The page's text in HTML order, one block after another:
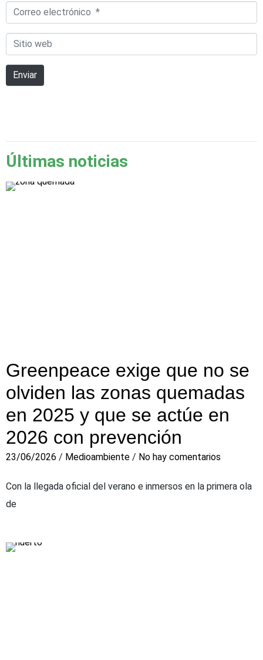
Correo
electrónico
Sitio
web
Enviar
Últimas noticias
Greenpeace exige que no se
olviden las zonas quemadas
en 2025 y que se actúe en
2026 con prevención
23/06/2026 / Medioambiente / No hay comentarios
Con la llegada oficial del verano e inmersos en la primera ola
de